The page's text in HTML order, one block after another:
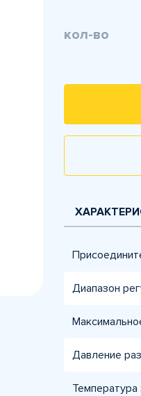
кол-во
Диапазон
Давление
Температура